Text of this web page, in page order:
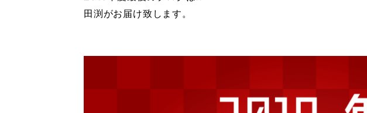
田渕がお届け致します。